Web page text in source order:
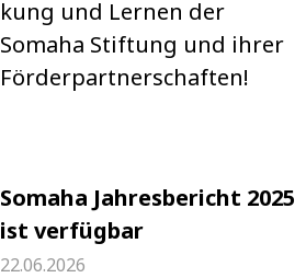
kung und Ler­nen der
Somaha Stif­tung und ihrer
För­der­part­ner­schaf­ten!
Somaha Jahresbericht 2025
ist verfügbar
22.06.2026